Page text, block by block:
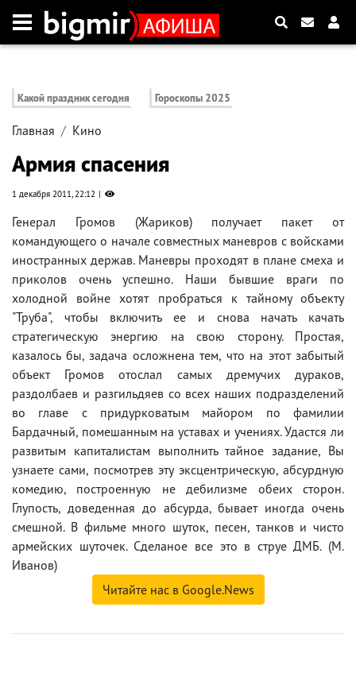
Какой праздник сегодня Гороскопы 2025
Главная Кино
Армия спасения
1 декабря 2011, 22:12
Генерал Громов (Жариков) получает пакет от
командующего о начале совместных маневров с войсками
иностранных держав. Маневры проходят в плане смеха и
приколов очень успешно. Наши бывшие враги по
холодной войне хотят пробраться к тайному объекту
"Труба", чтобы включить ее и снова начать качать
стратегическую энергию на свою сторону. Простая,
казалось бы, задача осложнена тем, что на этот забытый
объект Громов отослал самых дремучих дураков,
раздолбаев и разгильдяев со всех наших подразделений
во главе с придурковатым майором по фамилии
Бардачный, помешанным на уставах и учениях. Удастся ли
развитым капиталистам выполнить тайное задание, Вы
узнаете сами, посмотрев эту эксцентрическую, абсурдную
комедию, построенную не дебилизме обеих сторон.
Глупость, доведенная до абсурда, бывает иногда очень
смешной. В фильме много шуток, песен, танков и чисто
армейских шуточек. Сделаное все это в струе ДМБ. (М.
Иванов)
Читайте нас в Google.News